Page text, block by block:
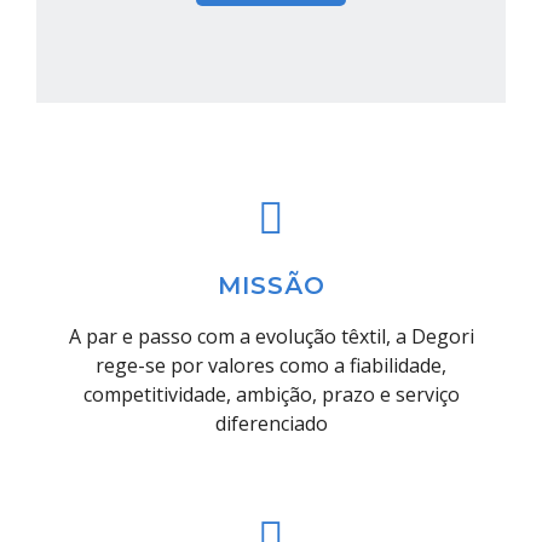
MISSÃO
A par e passo com a evolução têxtil, a Degori
rege-se por valores como a fiabilidade,
competitividade, ambição, prazo e serviço
diferenciado